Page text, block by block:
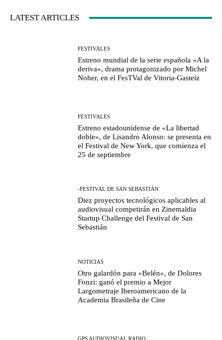
LATEST ARTICLES
FESTIVALES
Estreno mundial de la serie española «A la
deriva», drama protagonizado por Michel
Noher, en el FesTVal de Vitoria-Gasteiz
FESTIVALES
Estreno estadounidense de «La libertad
doble», de Lisandro Alonso: se presenta en
el Festival de New York, que comienza el
25 de septiembre
-FESTIVAL DE SAN SEBASTIÁN
Diez proyectos tecnológicos aplicables al
audiovisual competirán en Zinemaldia
Startup Challenge del Festival de San
Sebastián
NOTICIAS
Otro galardón para «Belén», de Dolores
Fonzi: ganó el premio a Mejor
Largometraje Iberoamericano de la
Academia Brasileña de Cine
GPS AUDIOVISUAL RADIO